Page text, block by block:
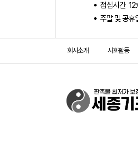
점심시간
주말 및 공휴
회사소개 사회활동